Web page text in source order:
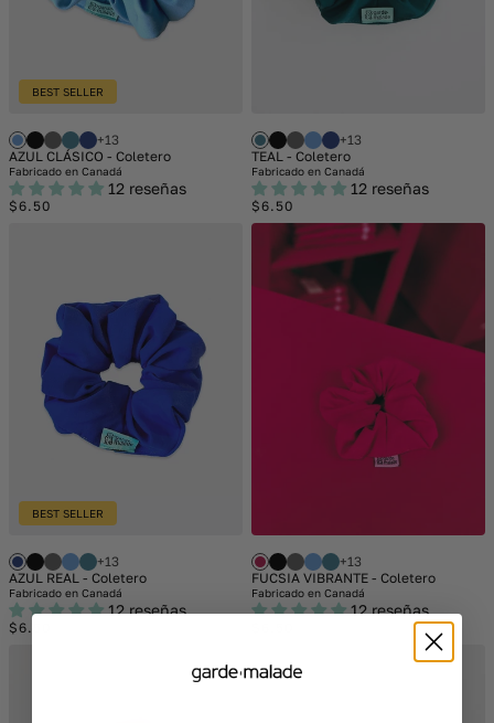
BEST SELLER
+13
AZUL CLÁSICO - Coletero
Fabricado en Canadá
12 reseñas
Regular
$6.50
+13
TEAL - Coletero
Fabricado en Canadá
12 reseñas
Regular
price
$6.50
BEST SELLER
+13
AZUL REAL - Coletero
Fabricado en Canadá
12 reseñas
Regular
$6.50
+13
FUCSIA VIBRANTE - Coletero
Fabricado en Canadá
12 reseñas